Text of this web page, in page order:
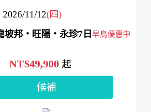
2026/11/12(四)
坡邦‧旺陽‧永珍7日 早鳥優惠中
NT$49,900 起
候補